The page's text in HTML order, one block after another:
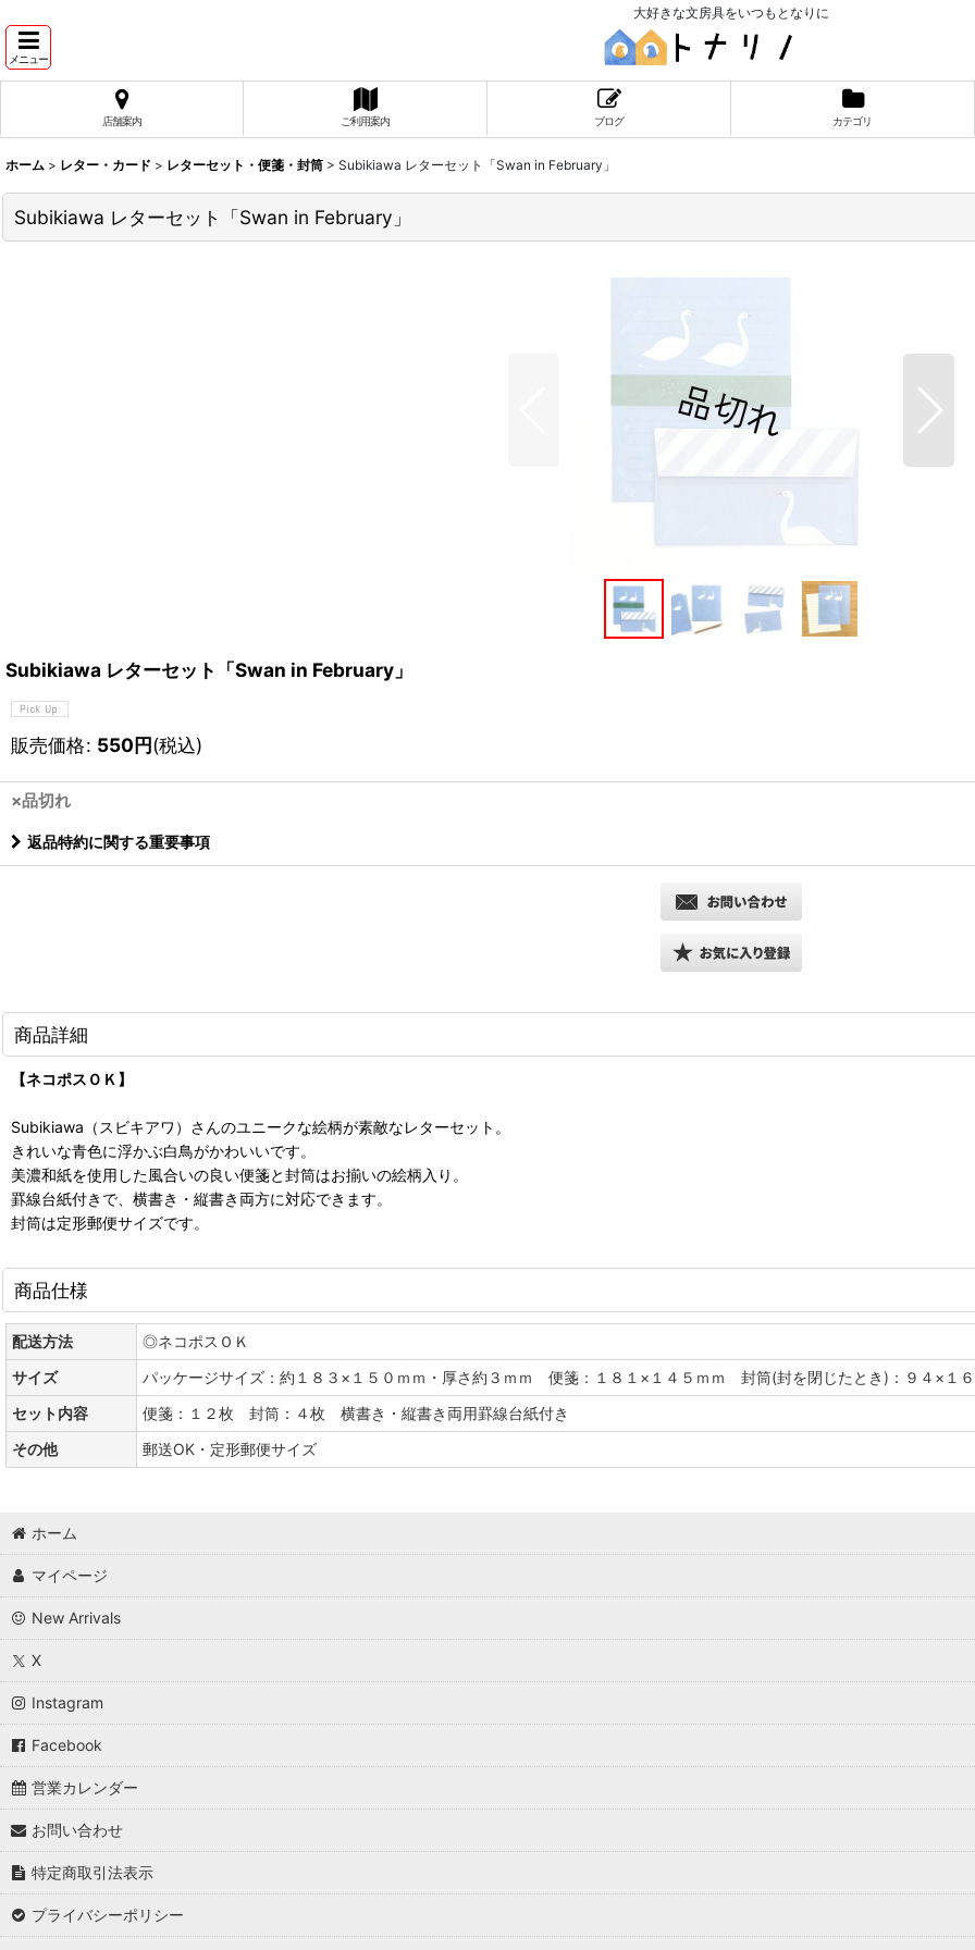
大好きな文房具をいつもとなりに
メニュー
店舗案内 ご利用案内 ブログ カテゴリ
ホーム > レター・カード > レターセット・便箋・封筒 > Subikiawa レターセット「Swan in February」
Subikiawa レターセット「Swan in February」
Subikiawa レターセット「Swan in February」
販売価格: 550円(税込)
×品切れ
返品特約に関する重要事項
商品詳細
【ネコポスＯＫ】
Subikiawa（スビキアワ）さんのユニークな絵柄が素敵なレターセット。
きれいな青色に浮かぶ白鳥がかわいいです。
美濃和紙を使用した風合いの良い便箋と封筒はお揃いの絵柄入り。
罫線台紙付きで、横書き・縦書き両方に対応できます。
封筒は定形郵便サイズです。
商品仕様
配送方法
◎ネコポスＯＫ
サイズ
パッケージサイズ：約１８３×１５０ｍｍ・厚さ約３ｍｍ 便箋：１８１×１４５ｍｍ 封筒(封を閉じたとき)：９４×１
セット内容
便箋：１２枚 封筒：４枚 横書き・縦書き両用罫線台紙付き
その他
郵送OK・定形郵便サイズ
ホーム
マイページ
New Arrivals
X
Instagram
Facebook
営業カレンダー
お問い合わせ
特定商取引法表示
プライバシーポリシー